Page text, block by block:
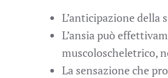
L’anticipazione della
L’ansia può
muscoloscheletrico,
La sensazione che